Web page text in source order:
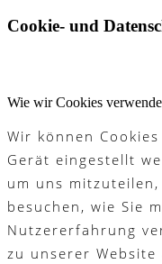
Cookie- und
Wie wir Cookies
Wir können
Gerät eingestellt
um uns
besuchen, wie Sie
Nutzererfahrung
zu unserer Website